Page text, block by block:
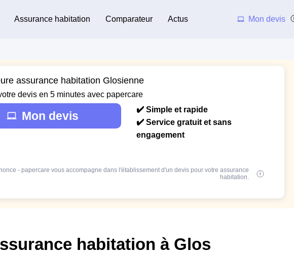
Assurance habitation Comparateur Actus Mon devis
assurance habitation Glosienne
devis en 5 minutes avec papercare
Mon devis
✔️ Simple et rapide
✔️ Service gratuit et sans
engagement
- papercare vous accompagne dans l'établissement d'un devis pour votre assurance
habitation.
habitation à Glos